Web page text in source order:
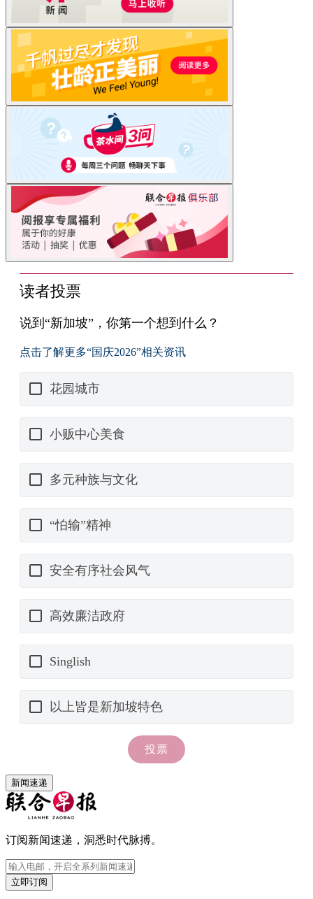
新闻速递
订阅新闻速递，洞悉时代脉搏。
立即订阅